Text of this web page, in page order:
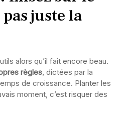
juste la
alors qu’il fait encore beau.
règles, dictées par la
de croissance. Planter les
moment, c’est risquer des